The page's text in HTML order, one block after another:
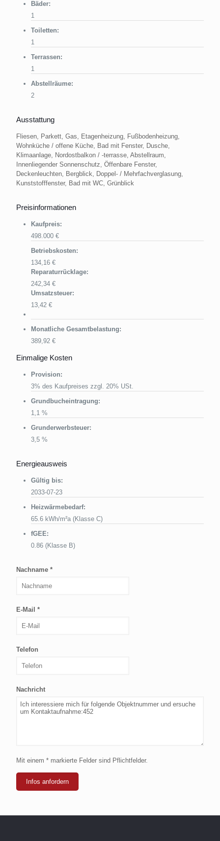
Bäder:
1
Toiletten:
1
Terrassen:
1
Abstellräume:
2
Ausstattung
Fliesen, Parkett, Gas, Etagenheizung, Fußbodenheizung,
Wohnküche / offene Küche, Bad mit Fenster, Dusche,
Klimaanlage, Nordostbalkon / -terrasse, Abstellraum,
Innenliegender Sonnenschutz, Öffenbare Fenster,
Deckenleuchten, Bergblick, Doppel- / Mehrfachverglasung,
Kunststofffenster, Bad mit WC, Grünblick
Preisinformationen
Kaufpreis:
498.000 €
Betriebskosten:
134,16 €
Reparaturrücklage:
242,34 €
Umsatzsteuer:
13,42 €
Monatliche Gesamtbelastung:
389,92 €
Einmalige Kosten
Provision:
3% des Kaufpreises zzgl. 20% USt.
Grundbucheintragung:
1,1 %
Grunderwerbsteuer:
3,5 %
Energieausweis
Gültig bis:
2033-07-23
Heizwärmebedarf:
65.6 kWh/m²a (Klasse C)
fGEE:
0.86 (Klasse B)
Nachname *
E-Mail *
Telefon
Nachricht
Mit einem * markierte Felder sind Pflichtfelder.
Infos anfordern